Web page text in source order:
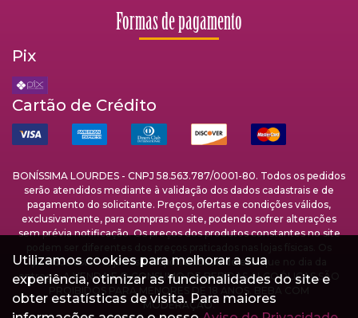
Formas de pagamento
Pix
Cartão de Crédito
BONÍSSIMA LOURDES - CNPJ 58.563.787/0001-80. Todos os pedidos
serão atendidos mediante à validação dos dados cadastrais e de
pagamento do solicitante. Preços, ofertas e condições válidos,
exclusivamente, para compras no site, podendo sofrer alterações
sem prévia notificação. Os preços dos produtos constantes no site
pedidos estão sujeitos à disponibilidade de estoque no dia da
entrega. A VENDA E O CONSUMO DE BEBIDAS ALCOÓLICAS SÃO
PROIBIDOS PARA MENORES DE 18 ANOS. BEBA COM
MODERAÇÃO.
Utilizamos cookies para melhorar a sua
experiência, otimizar as funcionalidades do site e
obter estatísticas de visita. Para maiores